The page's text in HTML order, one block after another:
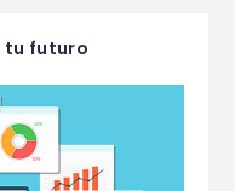
tu futuro